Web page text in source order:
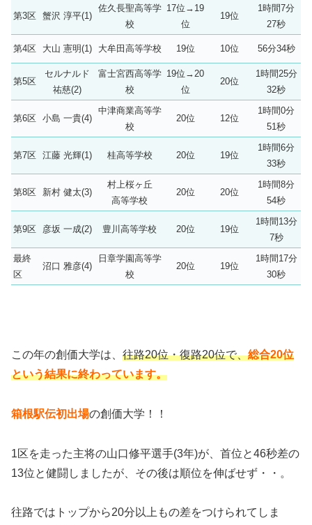
第3区 蟹沢 淳平(1)
佐久長聖高等学
校
17位→19
位
19位
1時間7分
27秒
第4区 大山 憲明(1) 大牟田高等学校 19位 10位 56分34秒
第5区
セルナルド
祐慈(2)
富士宮西高等学
校
19位→20
位
20位
1時間25分
32秒
第6区 小島 一貴(4)
中津商業高等学
校
20位 12位
1時間0分
51秒
第7区 江藤 光輝(1) 桂高等学校 20位 19位
1時間6分
33秒
第8区 新村 健太(3)
村上桜ヶ丘
高等学校
20位 20位
1時間8分
54秒
第9区 彦坂 一成(2) 豊川高等学校 20位 19位
1時間13分
7秒
最終
区
沼口 雅彦(4)
日章学園高等学
校
20位 19位
1時間17分
30秒
この年の創価大学は、 往路20位・復路20位で、総合20位
という結果に終わっています。
箱根駅伝初出場の創価大学！！
1区を走った主将の山口修平選手(3年)が、首位と46秒差の
13位と健闘しましたが、その後は順位を伸ばせず・・。
往路ではトップから20分以上もの差をつけられてしま